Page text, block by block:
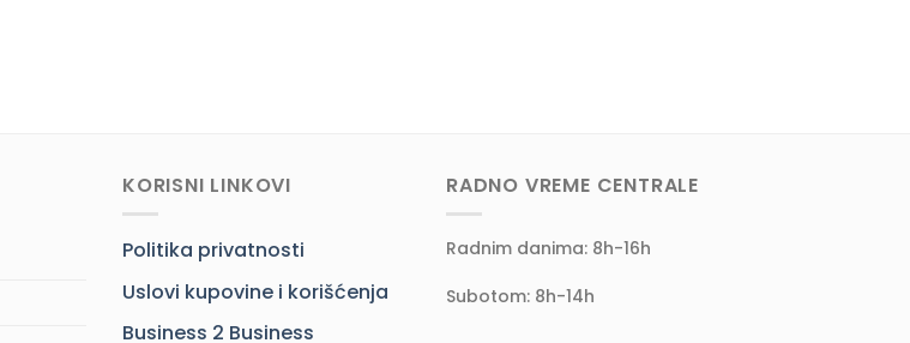
KORISNI LINKOVI
Politika privatnosti
Uslovi kupovine i korišćenja
Business 2 Business
RADNO VREME CENTRALE
Radnim danima: 8h-16h
Subotom: 8h-14h